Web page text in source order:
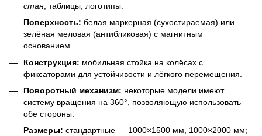
стан , таблицы, логотипы.
Поверхность: белая маркерная (сухостираемая) или
зелёная меловая (антибликовая) с магнитным
основанием.
Конструкция: мобильная стойка на колёсах с
фиксаторами для устойчивости и лёгкого перемещения.
Поворотный механизм: некоторые модели имеют
систему вращения на 360°, позволяющую использовать
обе стороны.
Размеры: стандартные — 1000×1500 мм, 1000×2000 мм;